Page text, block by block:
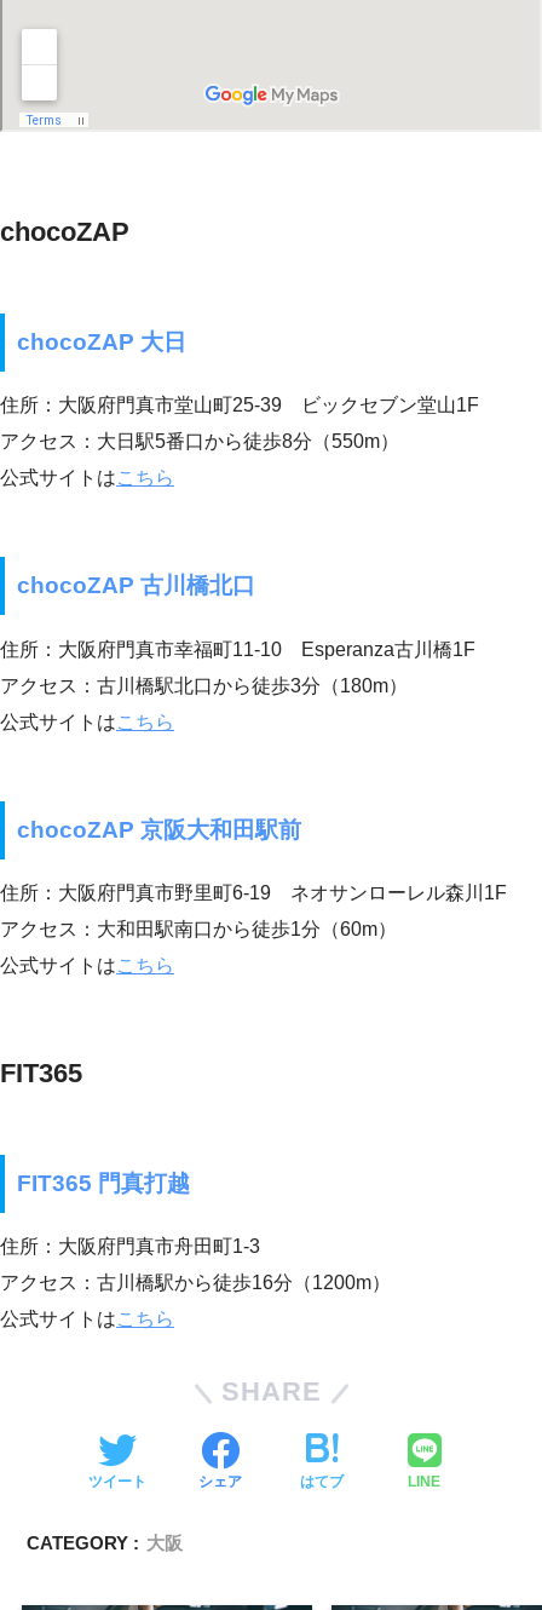
chocoZAP
chocoZAP 大日
住所：大阪府門真市堂山町25-39 ビックセブン堂山1F
アクセス：大日駅5番口から徒歩8分（550m）
公式サイトはこちら
chocoZAP 古川橋北口
住所：大阪府門真市幸福町11-10 Esperanza古川橋1F
アクセス：古川橋駅北口から徒歩3分（180m）
公式サイトはこちら
chocoZAP 京阪大和田駅前
住所：大阪府門真市野里町6-19 ネオサンローレル森川1F
アクセス：大和田駅南口から徒歩1分（60m）
公式サイトはこちら
FIT365
FIT365 門真打越
住所：大阪府門真市舟田町1-3
アクセス：古川橋駅から徒歩16分（1200m）
公式サイトはこちら
SHARE
ツイート シェア はてブ LINE
CATEGORY : 大阪